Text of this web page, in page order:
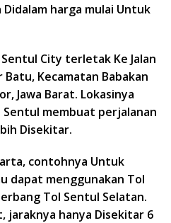
harga mulai Untuk
City terletak Ke Jalan
Batu, Kecamatan Babakan
Jawa Barat. Lokasinya
Sentul membuat perjalanan
Disekitar.
contohnya Untuk
dapat menggunakan Tol
Tol Sentul Selatan.
hanya Disekitar 6